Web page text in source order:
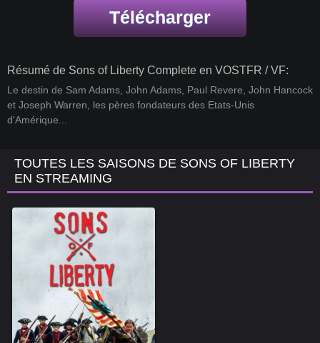
Télécharger
Résumé de Sons of Liberty Complete en VOSTFR / VF:
Le destin de Sam Adams, John Adams, Paul Revere, John Hancock
et Joseph Warren, les pères fondateurs des Etats-Unis
d'Amérique...
TOUTES LES SAISONS DE SONS OF LIBERTY
EN STREAMING